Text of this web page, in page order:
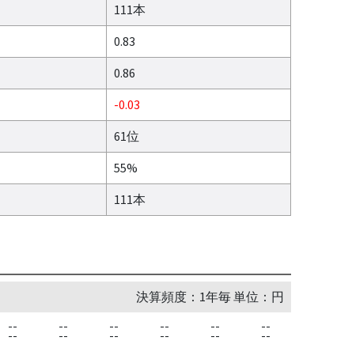
111本
0.83
0.86
-0.03
61位
55%
111本
決算頻度：1年毎 単位：円
--
--
--
--
--
--
--
--
--
--
--
--